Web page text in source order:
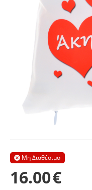
Μη Διαθέσιμο

16.00€